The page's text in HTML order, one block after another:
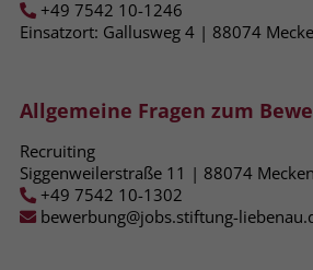
+49 7542 10-1246
Einsatzort: Gallusweg 4 | 88074​
Allgemeine Fragen zum
Recruiting
Siggenweilerstraße 11 | 88074
+49 7542 10-1302
bewerbung@jobs.stiftung-